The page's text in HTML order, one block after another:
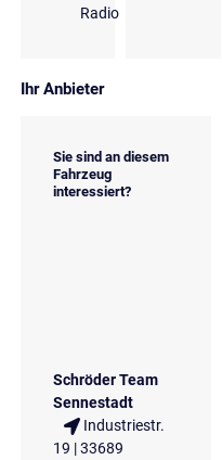
Radio
Ihr Anbieter
Sie sind an diesem
Fahrzeug
interessiert?
Schröder Team
Sennestadt
Industriestr.
19 | 33689